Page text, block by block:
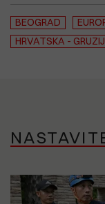
BEOGRAD
HRVATSKA -